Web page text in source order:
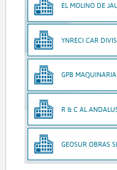
EL MOLINO DE
YNRECI CAR
GPB
R & C AL
GEOSUR OBRAS SL